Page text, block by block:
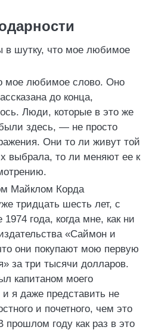
в шутку, что мое любимое
мое любимое слово. Оно
до конца,
Люди, которые в это же
здесь, — не просто
Они то ли живут той
выбрала, то ли меняют ее к
Майклом Корда
тридцать шесть лет, с
года, когда мне, как ни
«Саймон и
они покупают мою первую
за три тысячи долларов.
капитаном моего
и я даже представить не
и почетного, чем это
прошлом году как раз в это